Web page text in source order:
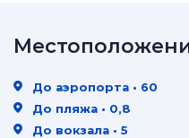
До аэропорта • 60
До пляжа • 0,8
До вокзала • 5